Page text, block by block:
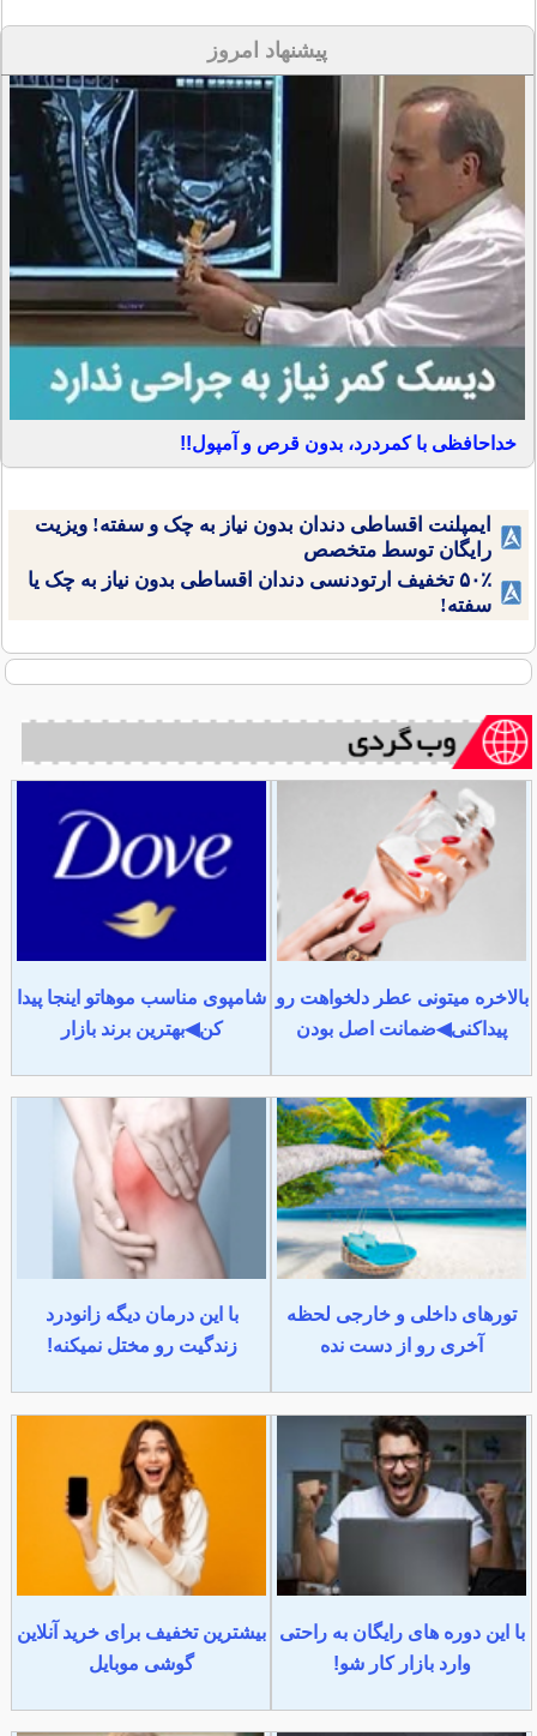
پیشنهاد امروز
خداحافظی با کمردرد، بدون قرص و آمپول!!
ایمپلنت اقساطی دندان بدون نیاز به چک و سفته! ویزیت
رایگان توسط متخصص
۵۰٪ تخفیف ارتودنسی دندان اقساطی بدون نیاز به چک یا
سفته!
بالاخره میتونی عطر دلخواهت رو
پیداکنی◀ضمانت اصل بودن
شامپوی مناسب موهاتو اینجا پیدا
کن◀بهترین برند بازار
تورهای داخلی و خارجی لحظه
آخری رو از دست نده
با این درمان دیگه زانودرد
زندگیت رو مختل نمیکنه!
با این دوره های رایگان به راحتی
وارد بازار کار شو!
بیشترین تخفیف برای خرید آنلاین
گوشی موبایل